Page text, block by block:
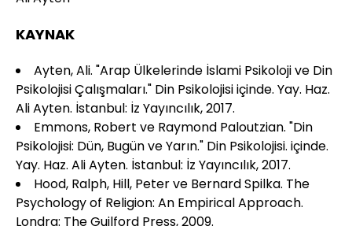
KAYNAK
Ayten, Ali. "Arap Ülkelerinde İslami Psikoloji ve Din
Psikolojisi Çalışmaları." Din Psikolojisi içinde. Yay. Haz.
Ali Ayten. İstanbul: İz Yayıncılık, 2017.
Emmons, Robert ve Raymond Paloutzian. "Din
Psikolojisi: Dün, Bugün ve Yarın." Din Psikolojisi. içinde.
Yay. Haz. Ali Ayten. İstanbul: İz Yayıncılık, 2017.
Hood, Ralph, Hill, Peter ve Bernard Spilka. The
Psychology of Religion: An Empirical Approach.
Londra: The Guilford Press, 2009.